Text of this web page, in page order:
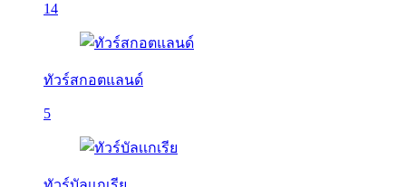
14
ทัวร์สกอตแลนด์
5